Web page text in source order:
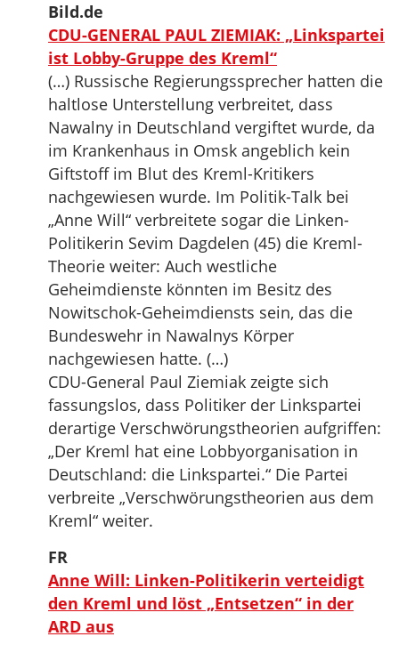
Bild.de
CDU-GENERAL PAUL ZIEMIAK: „Linkspartei
ist Lobby-Gruppe des Kreml“
(…) Russische Regierungssprecher hatten die
haltlose Unterstellung verbreitet, dass
Nawalny in Deutschland vergiftet wurde, da
im Krankenhaus in Omsk angeblich kein
Giftstoff im Blut des Kreml-Kritikers
nachgewiesen wurde. Im Politik-Talk bei
„Anne Will“ verbreitete sogar die Linken-
Politikerin Sevim Dagdelen (45) die Kreml-
Theorie weiter: Auch westliche
Geheimdienste könnten im Besitz des
Nowitschok-Geheimdiensts sein, das die
Bundeswehr in Nawalnys Körper
nachgewiesen hatte. (…)
CDU-General Paul Ziemiak zeigte sich
fassungslos, dass Politiker der Linkspartei
derartige Verschwörungstheorien aufgriffen:
„Der Kreml hat eine Lobbyorganisation in
Deutschland: die Linkspartei.“ Die Partei
verbreite „Verschwörungstheorien aus dem
Kreml“ weiter.
FR
Anne Will: Linken-Politikerin verteidigt
den Kreml und löst „Entsetzen“ in der
ARD aus